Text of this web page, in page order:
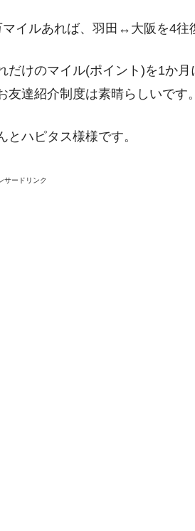
マイルあれば、羽田↔大阪を4往
だけのマイル(ポイント)を1か
友達紹介制度は素晴らしいです。
とハピタス様様です。
サードリンク